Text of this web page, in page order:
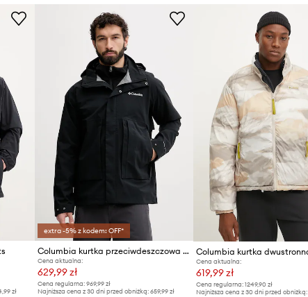
wody. Produkt w
na większy komfort
gwarantuje jednak
chłodem.
zwiększa
na zatrzaski
drobiazgów.
przechowywanie
dzięki możliwości
Kolor producenta
Marka
Producent
ID Produktu
zł
extra -5% z kodem: OFF*
Columbia kurtka przeciwdeszczowa męska Street Heights
Cena aktualna:
629,99 zł
Cena regularna: 969,99 zł
Najniższa cena z 30 dni przed obniżką: 659,99 zł
Cena aktualna:
619,99 zł
Cena regularna: 1249,90 zł
Najniższa cena z 30 dni przed obniżką: